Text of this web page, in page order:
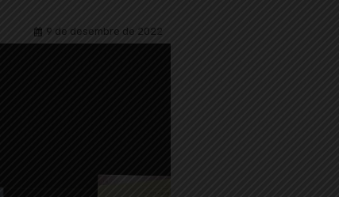
9 de desembre de 2022